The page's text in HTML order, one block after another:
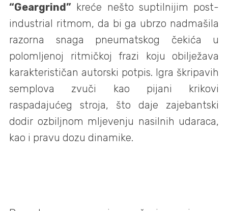
“Geargrind” kreće nešto suptilnijim post-
industrial ritmom, da bi ga ubrzo nadmašila
razorna snaga pneumatskog čekića u
polomljenoj ritmičkoj frazi koju obilježava
karakterističan autorski potpis. Igra škripavih
semplova zvuči kao pijani krikovi
raspadajućeg stroja, što daje zajebantski
dodir ozbiljnom mljevenju nasilnih udaraca,
kao i pravu dozu dinamike.